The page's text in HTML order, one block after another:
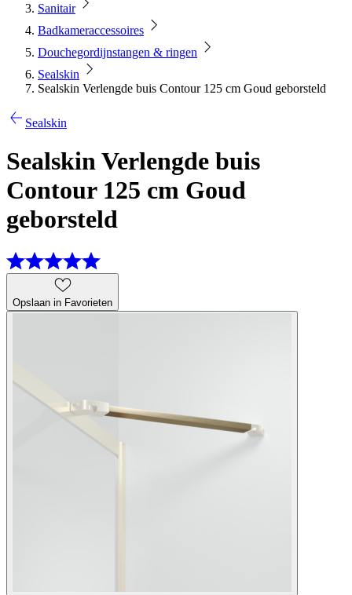
Sanitair
Badkameraccessoires
Douchegordijnstangen & ringen
Sealskin
Sealskin Verlengde buis Contour 125 cm Goud geborsteld
Sealskin
Sealskin Verlengde buis
Contour 125 cm Goud
geborsteld
Opslaan in Favorieten